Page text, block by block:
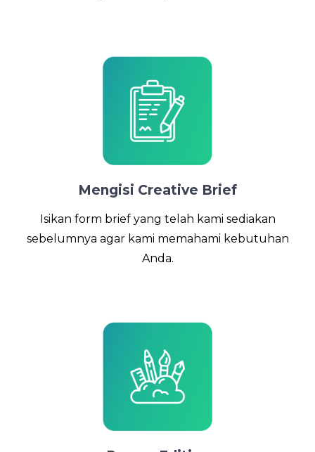
Mengisi Creative Brief
Isikan form brief yang telah kami sediakan
sebelumnya agar kami memahami kebutuhan
Anda.